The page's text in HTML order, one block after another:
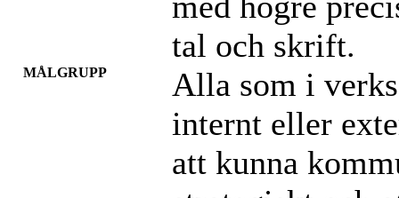
tal och skrift.
MÅLGRUPP
Alla som i
internt eller
att kunna